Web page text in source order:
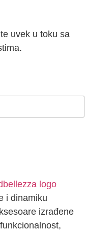
uvek u toku sa
i dinamiku
izrađene